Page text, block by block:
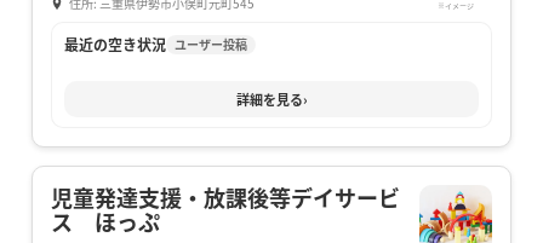
※イメージ
最近の空き状況 ユーザー投稿
詳細を見る›
児童発達支援・放課後等デイサービ
ス ほっぷ